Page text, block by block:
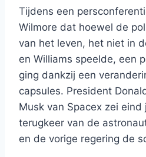
Tijdens een
Wilmore dat hoewel de
van het leven, het niet in
en Williams speelde, een
ging dankzij een
capsules. President
Musk van Spacex zei
terugkeer van de
en de vorige regering de